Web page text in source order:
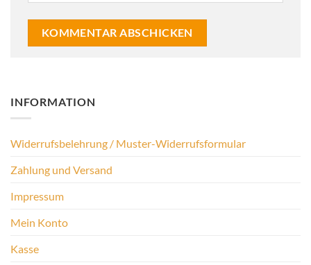
INFORMATION
Widerrufsbelehrung / Muster-Widerrufsformular
Zahlung und Versand
Impressum
Mein Konto
Kasse